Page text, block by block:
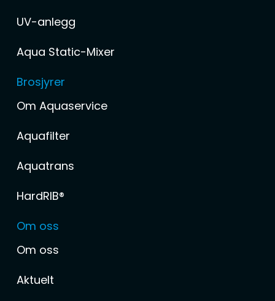
UV-anlegg
Aqua Static-Mixer
Brosjyrer
Om Aquaservice
Aquafilter
Aquatrans
HardRIB®
Om oss
Om oss
Aktuelt